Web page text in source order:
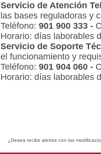
Servicio de Atención
las bases reguladoras y
Teléfono: 901 900 333 -
Horario: días laborables
Servicio de Soporte
el funcionamiento y
Teléfono: 901 904 060 -
Horario: días laborables
¿Desea recibir alertas con las